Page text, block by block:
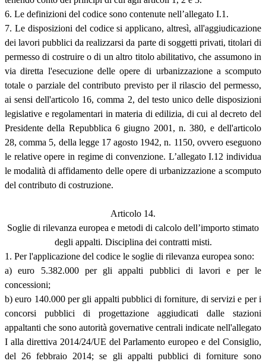
6. Le definizioni del codice sono contenute nell’allegato I.1.
7. Le disposizioni del codice si applicano, altresì, all'aggiudicazione
dei lavori pubblici da realizzarsi da parte di soggetti privati, titolari di
permesso di costruire o di un altro titolo abilitativo, che assumono in
via diretta l'esecuzione delle opere di urbanizzazione a scomputo
totale o parziale del contributo previsto per il rilascio del permesso,
ai sensi dell'articolo 16, comma 2, del testo unico delle disposizioni
legislative e regolamentari in materia di edilizia, di cui al decreto del
Presidente della Repubblica 6 giugno 2001, n. 380, e dell'articolo
28, comma 5, della legge 17 agosto 1942, n. 1150, ovvero eseguono
le relative opere in regime di convenzione. L’allegato I.12 individua
le modalità di affidamento delle opere di urbanizzazione a scomputo
del contributo di costruzione.
Articolo 14.
Soglie di rilevanza europea e metodi di calcolo dell’importo stimato
degli appalti. Disciplina dei contratti misti.
1. Per l'applicazione del codice le soglie di rilevanza europea sono:
a) euro 5.382.000 per gli appalti pubblici di lavori e per le
concessioni;
b) euro 140.000 per gli appalti pubblici di forniture, di servizi e per i
concorsi pubblici di progettazione aggiudicati dalle stazioni
appaltanti che sono autorità governative centrali indicate nell'allegato
I alla direttiva 2014/24/UE del Parlamento europeo e del Consiglio,
del 26 febbraio 2014; se gli appalti pubblici di forniture sono